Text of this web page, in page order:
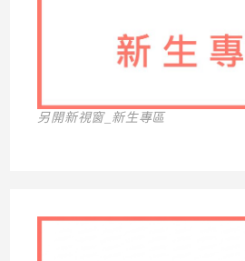
另開新視窗_新生專區